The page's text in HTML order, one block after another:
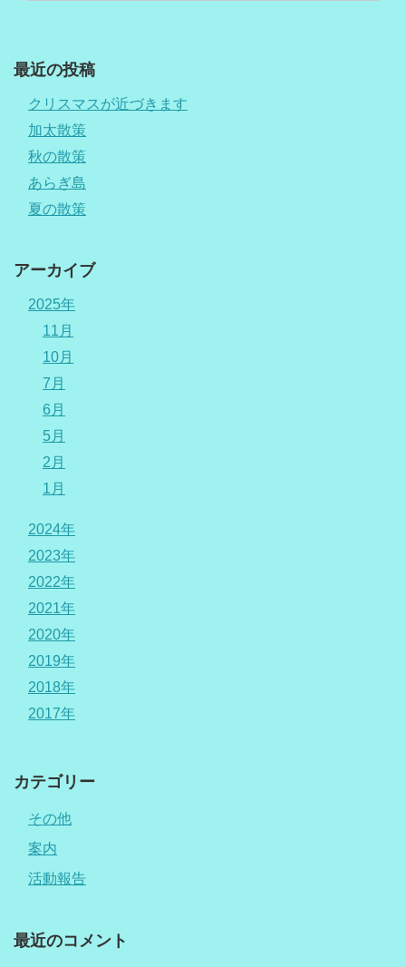
最近の投稿
クリスマスが近づきます
加太散策
秋の散策
あらぎ島
夏の散策
アーカイブ
2025年
11月
10月
7月
6月
5月
2月
1月
2024年
2023年
2022年
2021年
2020年
2019年
2018年
2017年
カテゴリー
その他
案内
活動報告
最近のコメント